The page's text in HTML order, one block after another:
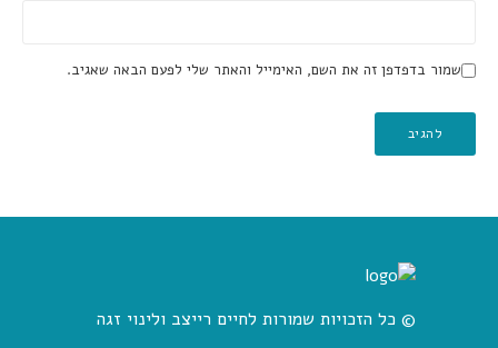
שמור בדפדפן זה את השם, האימייל והאתר שלי לפעם הבאה שאגיב.
© כל הזכויות שמורות לחיים רייצב ולינוי זגה